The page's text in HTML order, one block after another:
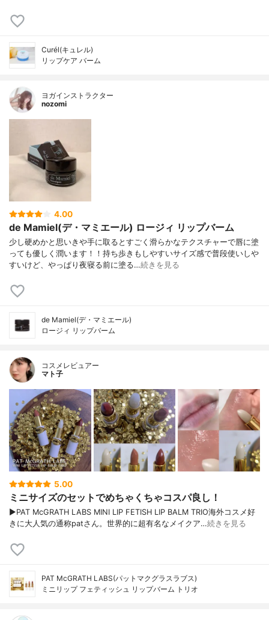
Curél(キュレル)
リップケア バーム
ヨガインストラクター
nozomi
4.00
de Mamiel(デ・マミエール) ロージィ リップバーム
少し硬めかと思いきや手に取るとすごく滑らかなテクスチャーで唇に塗
っても優しく潤います！！持ち歩きもしやすいサイズ感で普段使いしや
すいけど、やっぱり夜寝る前に塗る…続きを見る
de Mamiel(デ・マミエール)
ロージィ リップバーム
コスメレビュアー
マト子
5.00
ミニサイズのセットでめちゃくちゃコスパ良し！
▶︎PAT McGRATH LABS MINI LIP FETISH LIP BALM TRIO海外コスメ好
きに大人気の通称patさん。世界的に超有名なメイクア…続きを見る
PAT McGRATH LABS(パットマクグラスラブス)
ミニリップ フェティッシュ リップバーム トリオ